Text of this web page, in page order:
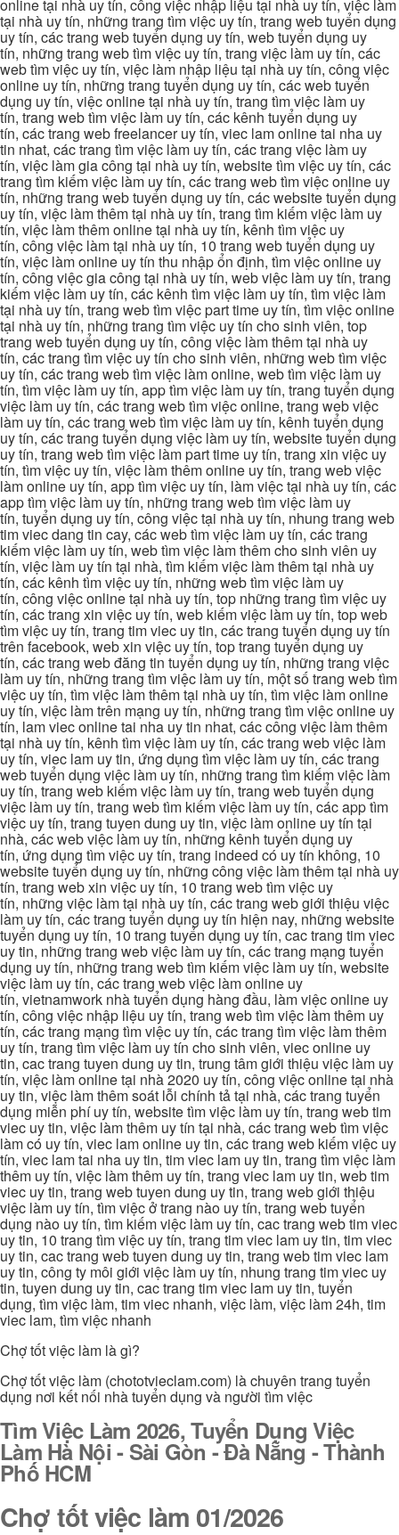
online tại nhà uy tín, công việc nhập liệu tại nhà uy tín, việc làm
tại nhà uy tín, những trang tìm việc uy tín, trang web tuyển dụng
uy tín, các trang web tuyển dụng uy tín, web tuyển dụng uy
tín, những trang web tìm việc uy tín, trang việc làm uy tín, các
web tìm việc uy tín, việc làm nhập liệu tại nhà uy tín, công việc
online uy tín, những trang tuyển dụng uy tín, các web tuyển
dụng uy tín, việc online tại nhà uy tín, trang tìm việc làm uy
tín, trang web tìm việc làm uy tín, các kênh tuyển dụng uy
tín, các trang web freelancer uy tín, viec lam online tai nha uy
tin nhat, các trang tìm việc làm uy tín, các trang việc làm uy
tín, việc làm gia công tại nhà uy tín, website tìm việc uy tín, các
trang tìm kiếm việc làm uy tín, các trang web tìm việc online uy
tín, những trang web tuyển dụng uy tín, các website tuyển dụng
uy tín, việc làm thêm tại nhà uy tín, trang tìm kiếm việc làm uy
tín, việc làm thêm online tại nhà uy tín, kênh tìm việc uy
tín, công việc làm tại nhà uy tín, 10 trang web tuyển dụng uy
tín, việc làm online uy tín thu nhập ổn định, tìm việc online uy
tín, công việc gia công tại nhà uy tín, web việc làm uy tín, trang
kiếm việc làm uy tín, các kênh tìm việc làm uy tín, tìm việc làm
tại nhà uy tín, trang web tìm việc part time uy tín, tìm việc online
tại nhà uy tín, những trang tìm việc uy tín cho sinh viên, top
trang web tuyển dụng uy tín, công việc làm thêm tại nhà uy
tín, các trang tìm việc uy tín cho sinh viên, những web tìm việc
uy tín, các trang web tìm việc làm online, web tìm việc làm uy
tín, tìm việc làm uy tín, app tìm việc làm uy tín, trang tuyển dụng
việc làm uy tín, các trang web tìm việc online, trang web việc
làm uy tín, các trang web tìm việc làm uy tín, kênh tuyển dụng
uy tín, các trang tuyển dụng việc làm uy tín, website tuyển dụng
uy tín, trang web tìm việc làm part time uy tín, trang xin việc uy
tín, tìm việc uy tín, việc làm thêm online uy tín, trang web việc
làm online uy tín, app tìm việc uy tín, làm việc tại nhà uy tín, các
app tìm việc làm uy tín, những trang web tìm việc làm uy
tín, tuyển dụng uy tín, công việc tại nhà uy tín, nhung trang web
tim viec dang tin cay, các web tìm việc làm uy tín, các trang
kiếm việc làm uy tín, web tìm việc làm thêm cho sinh viên uy
tín, việc làm uy tín tại nhà, tìm kiếm việc làm thêm tại nhà uy
tín, các kênh tìm việc uy tín, những web tìm việc làm uy
tín, công việc online tại nhà uy tín, top những trang tìm việc uy
tín, các trang xin việc uy tín, web kiếm việc làm uy tín, top web
tìm việc uy tín, trang tim viec uy tin, các trang tuyển dụng uy tín
trên facebook, web xin việc uy tín, top trang tuyển dụng uy
tín, các trang web đăng tin tuyển dụng uy tín, những trang việc
làm uy tín, những trang tìm việc làm uy tín, một số trang web tìm
việc uy tín, tìm việc làm thêm tại nhà uy tín, tìm việc làm online
uy tín, việc làm trên mạng uy tín, những trang tìm việc online uy
tín, lam viec online tai nha uy tin nhat, các công việc làm thêm
tại nhà uy tín, kênh tìm việc làm uy tín, các trang web việc làm
uy tín, viec lam uy tin, ứng dụng tìm việc làm uy tín, các trang
web tuyển dụng việc làm uy tín, những trang tìm kiếm việc làm
uy tín, trang web kiếm việc làm uy tín, trang web tuyển dụng
việc làm uy tín, trang web tìm kiếm việc làm uy tín, các app tìm
việc uy tín, trang tuyen dung uy tin, việc làm online uy tín tại
nhà, các web việc làm uy tín, những kênh tuyển dụng uy
tín, ứng dụng tìm việc uy tín, trang indeed có uy tín không, 10
website tuyển dụng uy tín, những công việc làm thêm tại nhà uy
tín, trang web xin việc uy tín, 10 trang web tìm việc uy
tín, những việc làm tại nhà uy tín, các trang web giới thiệu việc
làm uy tín, các trang tuyển dụng uy tín hiện nay, những website
tuyển dụng uy tín, 10 trang tuyển dụng uy tín, cac trang tim viec
uy tin, những trang web việc làm uy tín, các trang mạng tuyển
dụng uy tín, những trang web tìm kiếm việc làm uy tín, website
việc làm uy tín, các trang web việc làm online uy
tín, vietnamwork nhà tuyển dụng hàng đầu, làm việc online uy
tín, công việc nhập liệu uy tín, trang web tìm việc làm thêm uy
tín, các trang mạng tìm việc uy tín, các trang tìm việc làm thêm
uy tín, trang tìm việc làm uy tín cho sinh viên, viec online uy
tin, cac trang tuyen dung uy tin, trung tâm giới thiệu việc làm uy
tín, việc làm online tại nhà 2020 uy tín, công việc online tại nhà
uy tin, việc làm thêm soát lỗi chính tả tại nhà, các trang tuyển
dụng miễn phí uy tín, website tìm việc làm uy tín, trang web tim
viec uy tin, việc làm thêm uy tín tại nhà, các trang web tìm việc
làm có uy tín, viec lam online uy tin, các trang web kiếm việc uy
tín, viec lam tai nha uy tin, tim viec lam uy tin, trang tìm việc làm
thêm uy tín, việc làm thêm uy tín, trang viec lam uy tin, web tim
viec uy tin, trang web tuyen dung uy tin, trang web giới thiệu
việc làm uy tín, tìm việc ở trang nào uy tín, trang web tuyển
dụng nào uy tín, tìm kiếm việc làm uy tín, cac trang web tim viec
uy tin, 10 trang tìm việc uy tín, trang tim viec lam uy tin, tim viec
uy tin, cac trang web tuyen dung uy tin, trang web tim viec lam
uy tin, công ty môi giới việc làm uy tín, nhung trang tim viec uy
tin, tuyen dung uy tin, cac trang tim viec lam uy tin, tuyển
dụng, tìm việc làm, tim viec nhanh, việc làm, việc làm 24h, tim
viec lam, tìm việc nhanh
Chợ tốt việc làm là gì?
Chợ tốt việc làm (chototvieclam.com) là chuyên trang tuyển
dụng nơi kết nối nhà tuyển dụng và người tìm việc
Tìm Việc Làm 2026, Tuyển Dụng Việc
Làm Hà Nội - Sài Gòn - Đà Nẵng - Thành
Phố HCM
Chợ tốt việc làm 01/2026